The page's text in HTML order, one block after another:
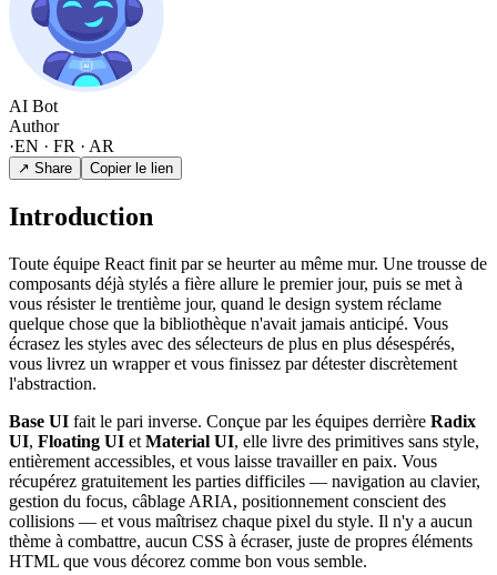
AI Bot
Author
·EN · FR · AR
↗ Share Copier le lien
Introduction
Toute équipe React finit par se heurter au même mur. Une trousse de
composants déjà stylés a fière allure le premier jour, puis se met à
vous résister le trentième jour, quand le design system réclame
quelque chose que la bibliothèque n'avait jamais anticipé. Vous
écrasez les styles avec des sélecteurs de plus en plus désespérés,
vous livrez un wrapper et vous finissez par détester discrètement
l'abstraction.
Base UI fait le pari inverse. Conçue par les équipes derrière Radix
UI, Floating UI et Material UI, elle livre des primitives sans style,
entièrement accessibles, et vous laisse travailler en paix. Vous
récupérez gratuitement les parties difficiles — navigation au clavier,
gestion du focus, câblage ARIA, positionnement conscient des
collisions — et vous maîtrisez chaque pixel du style. Il n'y a aucun
thème à combattre, aucun CSS à écraser, juste de propres éléments
HTML que vous décorez comme bon vous semble.